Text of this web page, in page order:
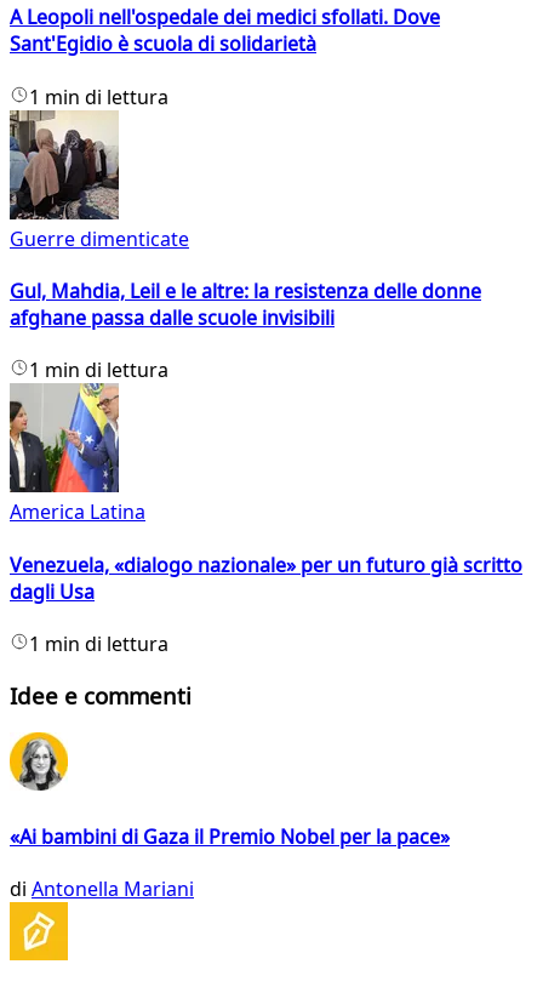
A Leopoli nell'ospedale dei medici sfollati. Dove
Sant'Egidio è scuola di solidarietà
1 min di lettura
Guerre dimenticate
Gul, Mahdia, Leil e le altre: la resistenza delle donne
afghane passa dalle scuole invisibili
1 min di lettura
America Latina
Venezuela, «dialogo nazionale» per un futuro già scritto
dagli Usa
1 min di lettura
Idee e commenti
«Ai bambini di Gaza il Premio Nobel per la pace»
di Antonella Mariani